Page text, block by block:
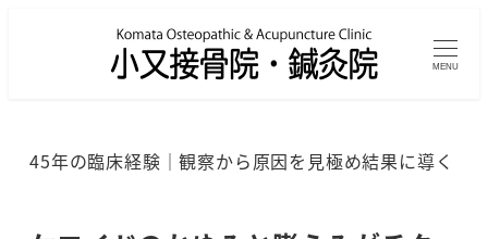
MENU
45年の臨床経験｜観察から原因を見極め結果に導く